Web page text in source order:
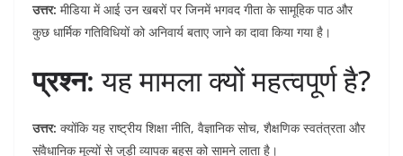
उत्तर: मीडिया में आई उन खबरों पर जिनमें भगवद गीता के सामूहिक पाठ और
कुछ धार्मिक गतिविधियों को अनिवार्य बताए जाने का दावा किया गया है।
प्रश्न: यह मामला क्यों महत्वपूर्ण है?
उत्तर: क्योंकि यह राष्ट्रीय शिक्षा नीति, वैज्ञानिक सोच, शैक्षणिक स्वतंत्रता और
संवैधानिक मूल्यों से जुड़ी व्यापक बहस को सामने लाता है।